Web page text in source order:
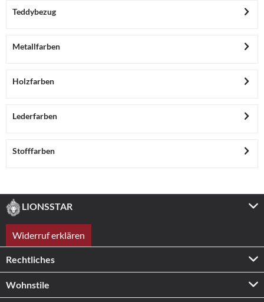
Teddybezug
Metallfarben
Holzfarben
Lederfarben
Stofffarben
LIONSSTAR
Widerruf erklären
Rechtliches
Wohnstile